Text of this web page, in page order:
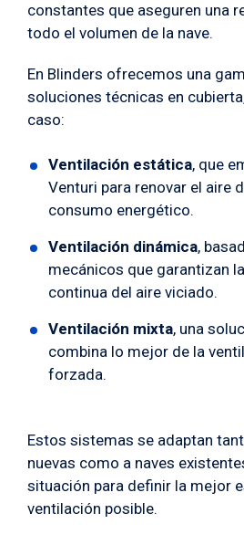
constantes que aseguren una
todo el volumen de la nave.
En Blinders ofrecemos una
soluciones técnicas en
caso:
Ventilación estática, que
Venturi para renovar el aire
consumo energético.
Ventilación dinámica,
mecánicos que garantizan
continua del aire viciado.
Ventilación mixta, una
combina lo mejor de la
forzada.
Estos sistemas se adaptan
nuevas como a naves
situación para definir la mejor
ventilación posible.